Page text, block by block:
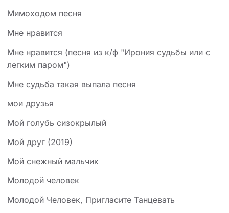
Мимоходом песня
Мне нравится
Мне нравится (песня из к/ф "Ирония судьбы или с
легким паром")
Мне судьба такая выпала песня
мои друзья
Мой голубь сизокрылый
Мой друг (2019)
Мой снежный мальчик
Молодой человек
Молодой Человек, Пригласите Танцевать